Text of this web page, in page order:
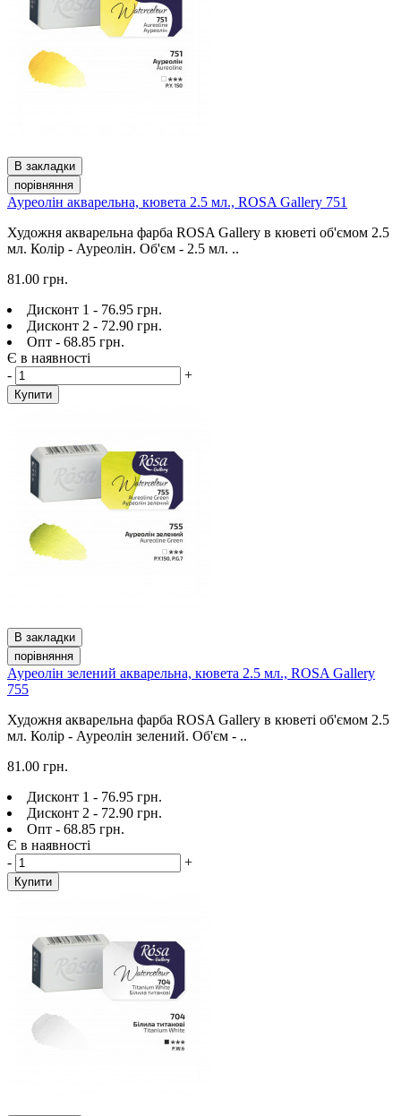
В закладки
порівняння
Ауреолін акварельна, кювета 2.5 мл., ROSA Gallery 751
Художня акварельна фарба ROSA Gallery в кюветі об'ємом 2.5
мл. Колір - Ауреолін. Об'єм - 2.5 мл. ..
81.00 грн.
Дисконт 1 - 76.95 грн.
Дисконт 2 - 72.90 грн.
Опт - 68.85 грн.
Є в наявності
-
+
Купити
В закладки
порівняння
Ауреолін зелений акварельна, кювета 2.5 мл., ROSA Gallery
755
Художня акварельна фарба ROSA Gallery в кюветі об'ємом 2.5
мл. Колір - Ауреолін зелений. Об'єм - ..
81.00 грн.
Дисконт 1 - 76.95 грн.
Дисконт 2 - 72.90 грн.
Опт - 68.85 грн.
Є в наявності
-
+
Купити